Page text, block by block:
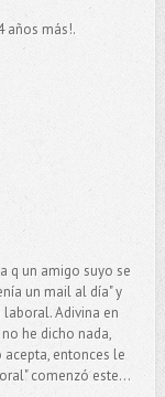
años más!.
q un amigo suyo se
un mail al día" y
Adivina en
he dicho nada,
entonces le
comenzó este...